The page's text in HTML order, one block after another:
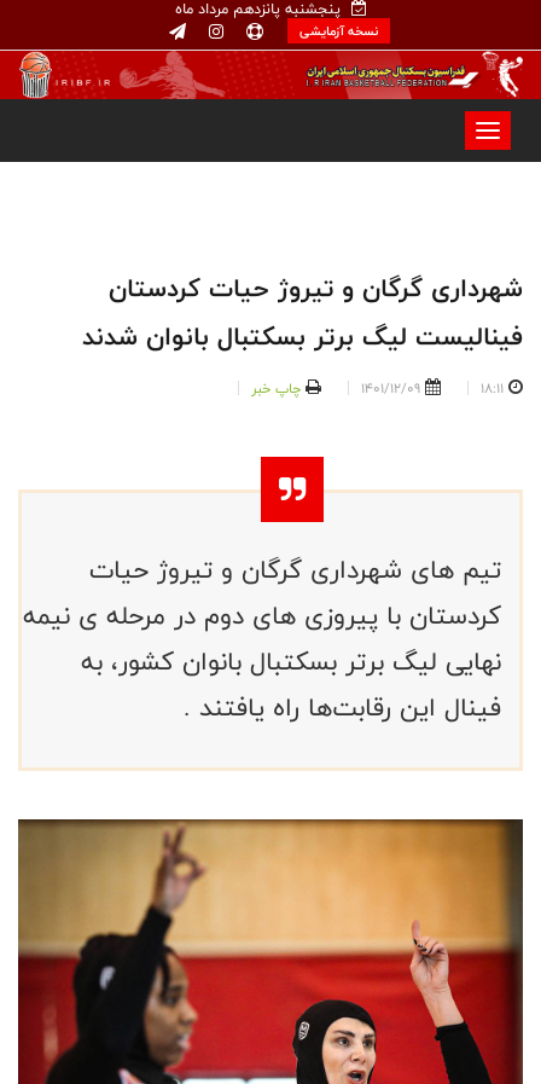
پنجشنبه پانزدهم مرداد ماه
نسخه آزمایشی
شهرداری گرگان و تیروژ حیات کردستان
فینالیست لیگ برتر بسکتبال بانوان شدند
18:11
1401/12/09 چاپ خبر
تیم های شهرداری گرگان و تیروژ حیات
کردستان با پیروزی های دوم در مرحله ی نیمه
نهایی لیگ برتر بسکتبال بانوان کشور، به
فینال این رقابت‌ها راه یافتند .